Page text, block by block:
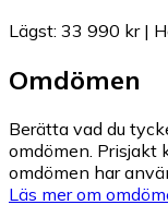
Lägst: 33 990 kr|
Omdömen
Berätta vad du
omdömen. Prisjakt
omdömen har
Läs mer om